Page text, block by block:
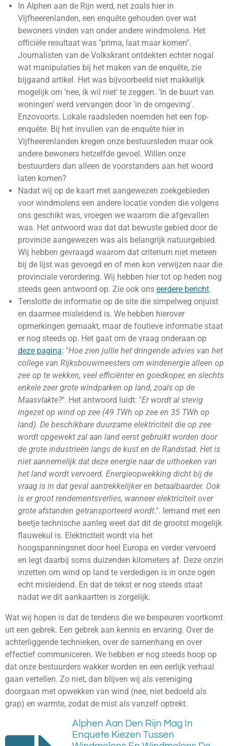
In Alphen aan de Rijn werd, net zoals hier in
Vijfheerenlanden, een enquête gehouden over wat
bewoners vinden van onder andere windmolens. Het
officiële resultaat was "prima, laat maar komen".
Journalisten van de Volkskrant ontdekten echter nogal
wat manipulaties bij het maken van de enquête, zie
bijgaand artikel. Het was bijvoorbeeld niet makkelijk
mogelijk om 'nee, ik wil niet' te zeggen. 'In de buurt van
woningen' werd vervangen door 'in de omgeving'.
Enzovoorts. Lokale raadsleden noemden het een fop-
enquête. Bij het invullen van de enquête hier in
Vijfheerenlanden kregen onze bestuursleden maar ook
andere bewoners hetzelfde gevoel. Willen onze
bestuurders dan alleen de voorstanders aan het woord
laten komen?
Nadat wij op de kaart met aangewezen zoekgebieden
voor windmolens een andere locatie vonden die volgens
ons geschikt was, vroegen we waarom die afgevallen
was. Het antwoord was dat dat bewuste gebied door de
provincie aangewezen was als belangrijk natuurgebied.
Wij hebben gevraagd waarom dat criterium niet meteen
bij de lijst was gevoegd en of men kon verwijzen naar die
provinciale verordering. Wij hebben hier tot op heden nog
steeds geen antwoord op. Zie ook ons eerdere bericht.
Tenslotte de informatie op de site die simpelweg onjuist
en daarmee misleidend is. We hebben hierover
opmerkingen gemaakt, maar de foutieve informatie staat
er nog steeds op. Het gaat om de vraag onderaan op
deze pagina: "Hoe zien jullie het dringende advies van het
college van Rijksbouwmeesters om windenergie alleen op
zee op te wekken, veel efficiënter en goedkoper, en slechts
enkele zeer grote windparken op land, zoals op de
Maasvlakte?". Het antwoord luidt: "Er wordt al stevig
ingezet op wind op zee (49 TWh op zee en 35 TWh op
land). De beschikbare duurzame elektriciteit die op zee
wordt opgewekt zal aan land eerst gebruikt worden door
de grote industrieën langs de kust en de Randstad. Het is
niet aannemelijk dat deze energie naar de uithoeken van
het land wordt vervoerd. Energieopwekking dicht bij de
vraag is in dat geval aantrekkelijker en betaalbaarder. Ook
is er groot rendementsverlies, wanneer elektriciteit over
grote afstanden getransporteerd wordt.". Iemand met een
beetje technische aanleg weet dat dit de grootst mogelijk
flauwekul is. Elektriciteit wordt via het
hoogspanningsnet door heel Europa en verder vervoerd
en legt daarbij soms duizenden kilometers af. Deze onzin
inzetten om wind op land te verdedigen is in onze ogen
echt misleidend. En dat de tekst er nog steeds staat
nadat we dit aankaartten is zorgelijk.
Wat wij hopen is dat de tendens die we bespeuren voortkomt
uit een gebrek. Een gebrek aan kennis en ervaring. Over de
achterliggende technieken, over de samenhang en over
effectief communiceren. We hebben er nog steeds hoop op
dat onze bestuurders wakker worden en een eerlijk verhaal
gaan vertellen. Zo niet, dan blijven wij als vereniging
doorgaan met opwekken van wind (nee, niet bedoeld als
grap) en warmte, zodat de mist als vanzelf optrekt.
Alphen Aan Den Rijn Mag In
Enquete Kiezen Tussen